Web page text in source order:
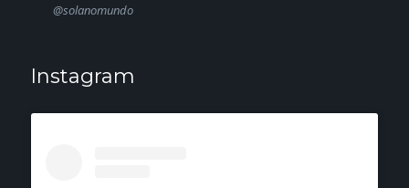
@solanomundo
Instagram